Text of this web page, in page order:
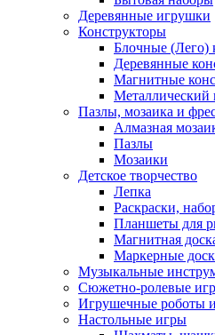
Деревянные игрушки
Конструкторы
Блочные (Лего)
Деревянные
Магнитные
Металлический
Пазлы, мозаика и
Алмазная
Пазлы
Мозаики
Детское творчество
Лепка
Раскраски,
Планшеты для
Магнитная
Маркерные
Музыкальные
Сюжетно-ролевые
Игрушечные роботы
Настольные игры